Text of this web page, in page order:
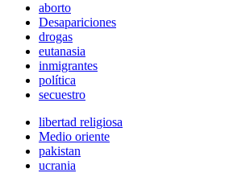
aborto
Desapariciones
drogas
eutanasia
inmigrantes
política
secuestro
libertad religiosa
Medio oriente
pakistan
ucrania